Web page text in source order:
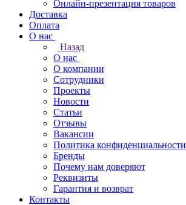
Онлайн-презентация товаров
Доставка
Оплата
О нас
Назад
О нас
О компании
Сотрудники
Проекты
Новости
Статьи
Отзывы
Вакансии
Политика конфиденциальности
Бренды
Почему нам доверяют
Реквизиты
Гарантия и возврат
Контакты